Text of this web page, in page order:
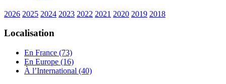
2026 2025 2024 2023 2022 2021 2020 2019 2018
Localisation
En France (73)
En Europe (16)
À l’International (40)